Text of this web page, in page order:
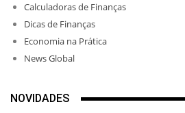
Calculadoras de Finanças
Dicas de Finanças
Economia na Prática
News Global
NOVIDADES